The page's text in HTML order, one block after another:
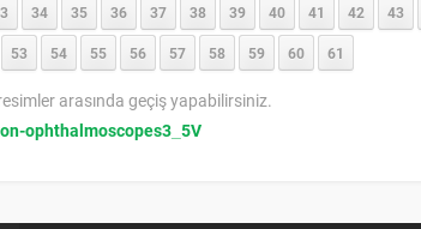
34 35 36 37 38 39 40 41 42 43
53 54 55 56 57 58 59 60 61
arasında geçiş yapabilirsiniz.
ophthalmoscopes3_5V